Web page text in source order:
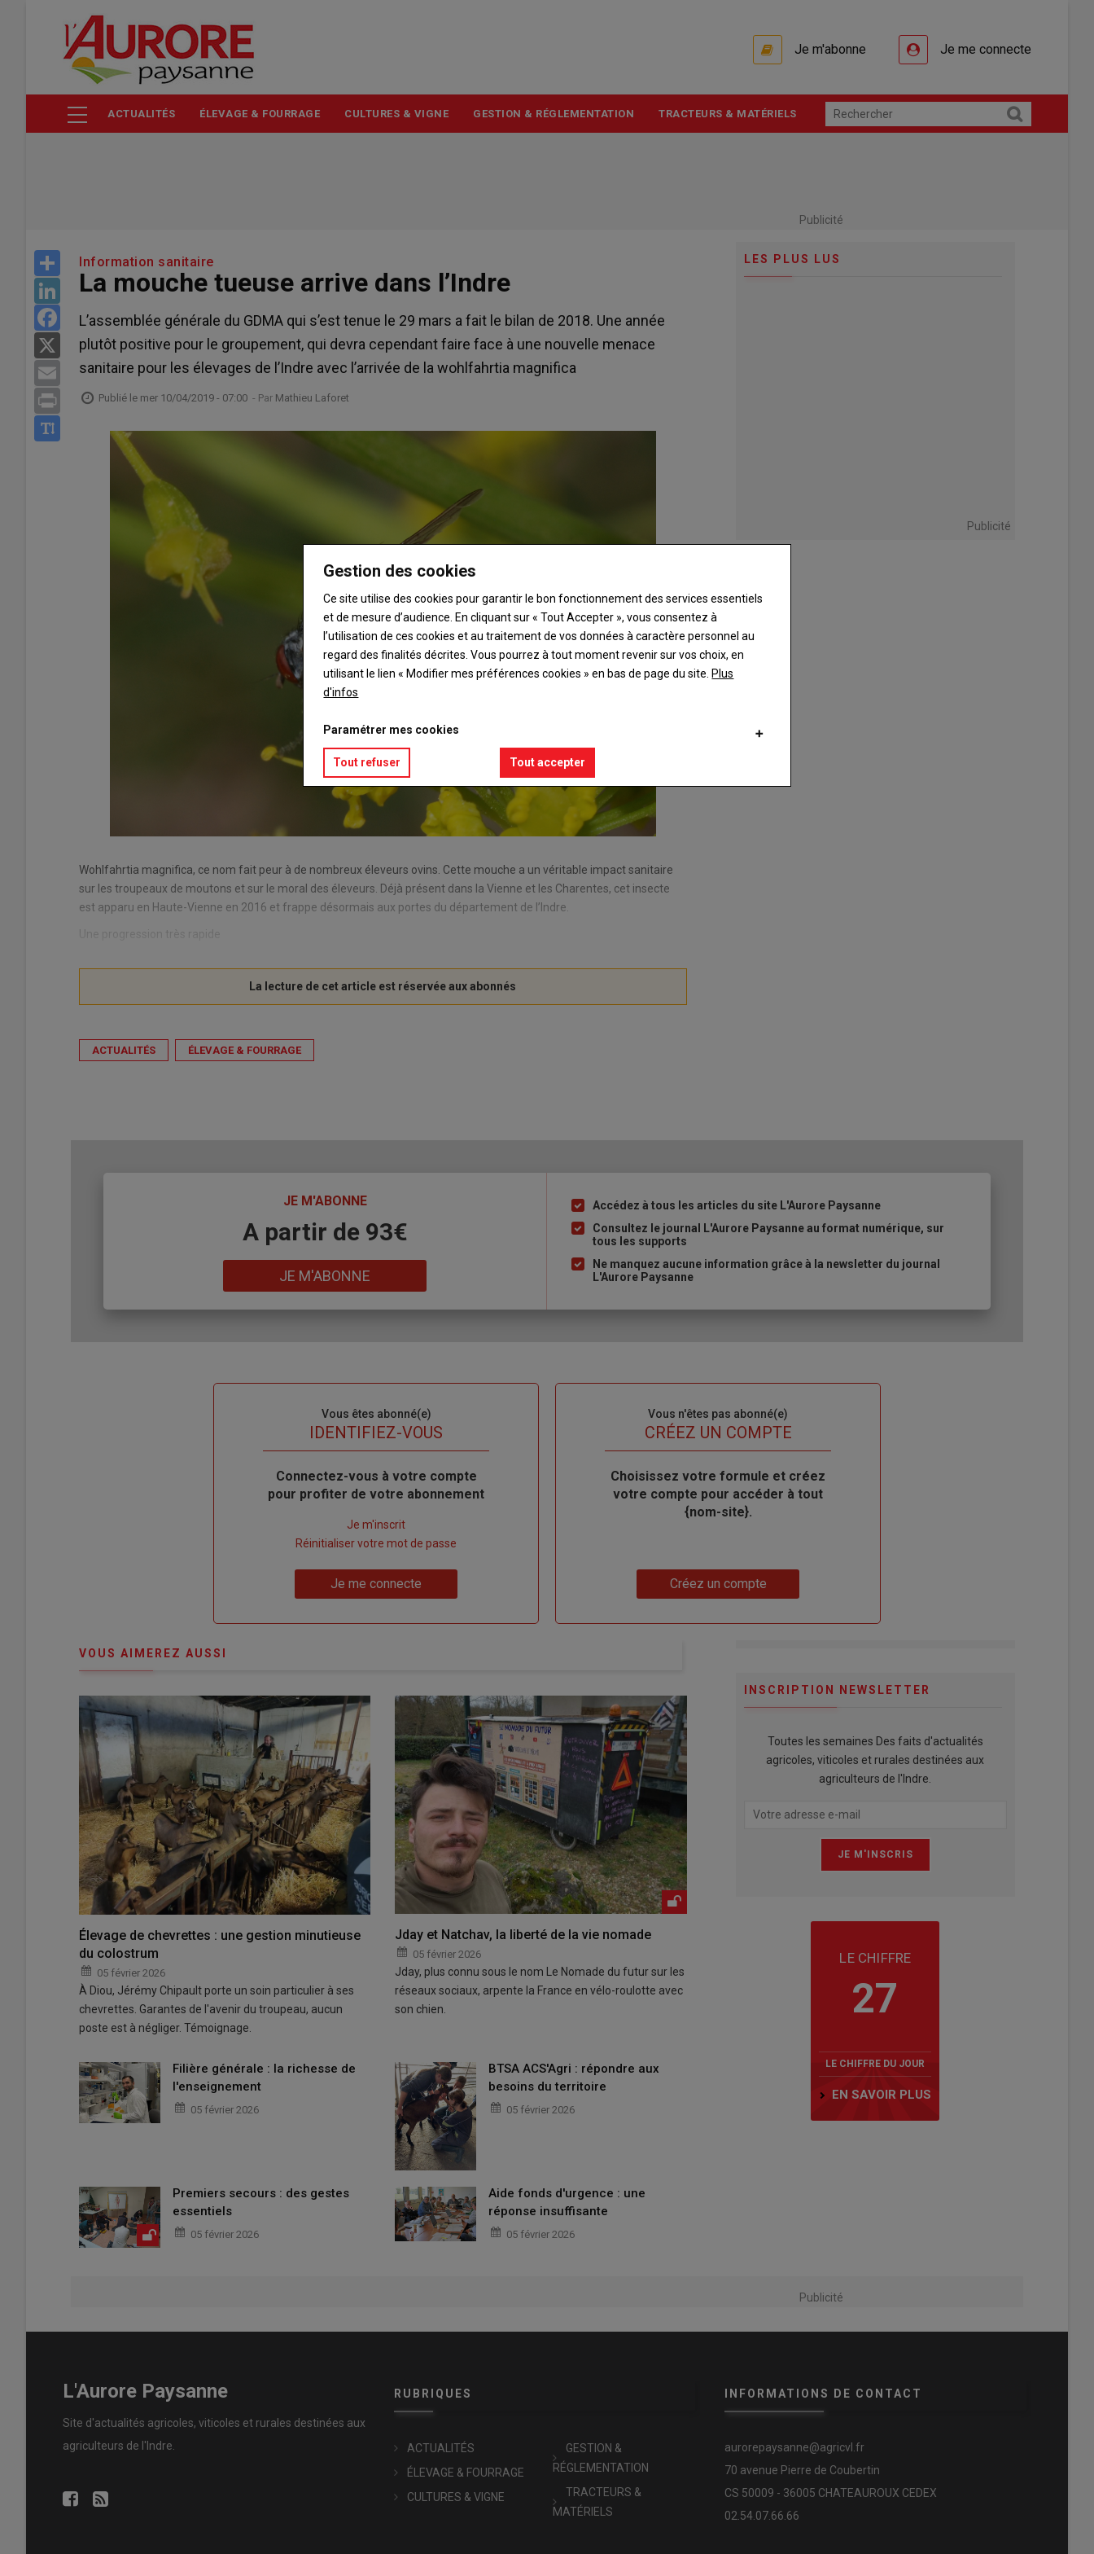
contenu
Je m'abonne Je me connecte
ACTUALITÉS ÉLEVAGE & FOURRAGE CULTURES & VIGNE GESTION & RÉGLEMENTATION TRACTEURS & MATÉRIELS
Publicité
Share
LinkedIn
Facebook
Email
Print
Information sanitaire
La mouche tueuse arrive dans l’Indre
L’assemblée générale du GDMA qui s’est tenue le 29 mars a fait le bilan de 2018. Une année
plutôt positive pour le groupement, qui devra cependant faire face à une nouvelle menace
sanitaire pour les élevages de l’Indre avec l’arrivée de la wohlfahrtia magnifica
Publié le mer 10/04/2019 - 07:00 - Par Mathieu Laforet
Wohlfahrtia magnifica, ce nom fait peur à de nombreux éleveurs ovins. Cette mouche a un véritable impact sanitaire
sur les troupeaux de moutons et sur le moral des éleveurs. Déjà présent dans la Vienne et les Charentes, cet insecte
est apparu en Haute-Vienne en 2016 et frappe désormais aux portes du département de l’Indre.
Une progression très rapide
ACTUALITÉS ÉLEVAGE & FOURRAGE
LES PLUS LUS
Publicité
JE M'ABONNE
A partir de 93€
JE M'ABONNE
Liste
à
puce
Accédez à tous les articles du site L'Aurore Paysanne
Consultez le journal L'Aurore Paysanne au format numérique, sur
tous les supports
Ne manquez aucune information grâce à la newsletter du journal
L'Aurore Paysanne
Vous êtes abonné(e)
IDENTIFIEZ-VOUS
Body
Connectez-vous à votre compte
pour profiter de votre abonnement
compte"
Je m'inscrit
Réinitialiser votre mot de passe
Je me connecte
Vous n'êtes pas abonné(e)
TITRECRÉEZ UN COMPTE
Body
Choisissez votre formule et créez
votre compte pour accéder à tout
{nom-site}.
Créez un compte
VOUS AIMEREZ AUSSI
Élevage de chevrettes : une gestion minutieuse
du colostrum
05 février 2026
À Diou, Jérémy Chipault porte un soin particulier à ses
chevrettes. Garantes de l'avenir du troupeau, aucun
poste est à négliger. Témoignage.
Jday et Natchav, la liberté de la vie nomade
05 février 2026
Jday, plus connu sous le nom Le Nomade du futur sur les
réseaux sociaux, arpente la France en vélo-roulotte avec
son chien.
Filière générale : la richesse de
l'enseignement
05 février 2026
BTSA ACS'Agri : répondre aux
besoins du territoire
05 février 2026
Premiers secours : des gestes
essentiels
05 février 2026
Aide fonds d'urgence : une
réponse insuffisante
05 février 2026
INSCRIPTION NEWSLETTER
Toutes les semaines Des faits d'actualités
agricoles, viticoles et rurales destinées aux
agriculteurs de l'Indre.
LE CHIFFRE
27
LE CHIFFRE DU JOUR
EN SAVOIR PLUS
Publicité
L'Aurore Paysanne
Site d'actualités agricoles, viticoles et rurales destinées aux
agriculteurs de l'Indre.
RUBRIQUES
ACTUALITÉS
ÉLEVAGE & FOURRAGE
CULTURES & VIGNE
GESTION &
RÉGLEMENTATION
TRACTEURS &
MATÉRIELS
INFORMATIONS DE CONTACT
aurorepaysanne@agricvl.fr
70 avenue Pierre de Coubertin
CS 50009 - 36005 CHATEAUROUX CEDEX
02.54.07.66.66
Gestion des cookies
Ce site utilise des cookies pour garantir le bon fonctionnement des services essentiels
et de mesure d’audience. En cliquant sur « Tout Accepter », vous consentez à
l’utilisation de ces cookies et au traitement de vos données à caractère personnel au
regard des finalités décrites. Vous pourrez à tout moment revenir sur vos choix, en
utilisant le lien « Modifier mes préférences cookies » en bas de page du site. Plus
d'infos
Paramétrer mes cookies
Tout refuser Tout accepter